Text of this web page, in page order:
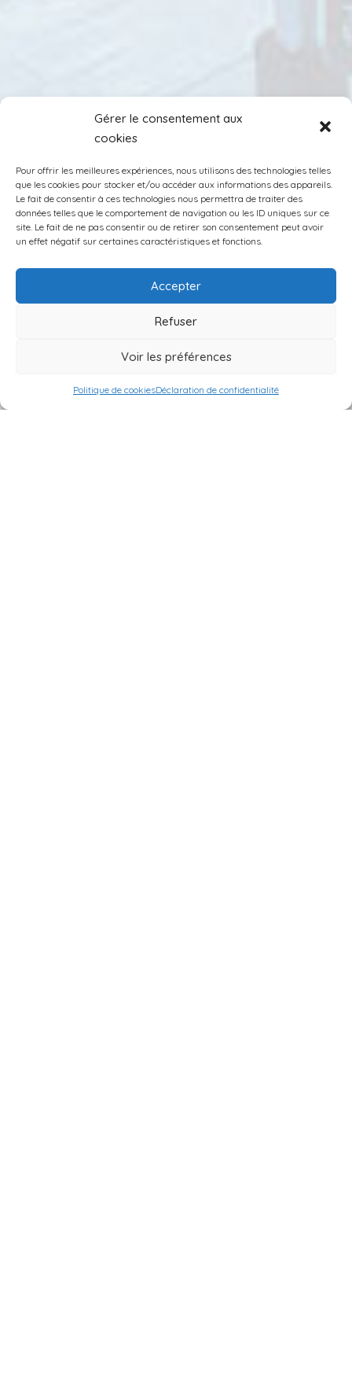
Gérer le consentement aux
cookies
Pour offrir les meilleures expériences, nous utilisons des technologies telles
que les cookies pour stocker et/ou accéder aux informations des appareils.
Le fait de consentir à ces technologies nous permettra de traiter des
données telles que le comportement de navigation ou les ID uniques sur ce
site. Le fait de ne pas consentir ou de retirer son consentement peut avoir
un effet négatif sur certaines caractéristiques et fonctions.
Accepter
Refuser
Voir les préférences
Politique de cookiesDéclaration de confidentialité